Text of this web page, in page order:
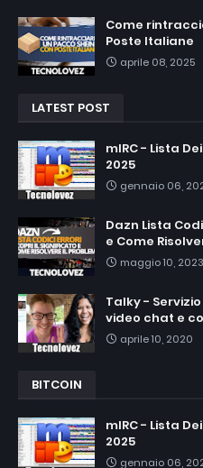
Come
Poste Italiane
aprile 08, 2025
LATEST POST
mIRC - Lista
2025
gennaio 06,
Dazn Lista
e Come
maggio 10, 2023
Talky -
video chat e
aprile 10, 2020
BITCOIN
mIRC - Lista
2025
gennaio 06,